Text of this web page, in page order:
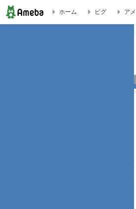
6月2日は『ローズの日』 | FLOWER
ホーム ピグ ア